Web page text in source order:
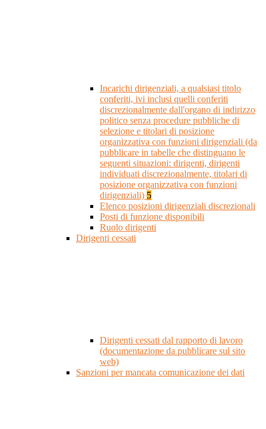
Incarichi dirigenziali, a qualsiasi titolo
conferiti, ivi inclusi quelli conferiti
discrezionalmente dall'organo di indirizzo
politico senza procedure pubbliche di
selezione e titolari di posizione
organizzativa con funzioni dirigenziali (da
pubblicare in tabelle che distinguano le
seguenti situazioni: dirigenti, dirigenti
individuati discrezionalmente, titolari di
posizione organizzativa con funzioni
dirigenziali) 5
Elenco posizioni dirigenziali discrezionali
Posti di funzione disponibili
Ruolo dirigenti
Dirigenti cessati
Dirigenti cessati dal rapporto di lavoro
(documentazione da pubblicare sul sito
web)
Sanzioni per mancata comunicazione dei dati